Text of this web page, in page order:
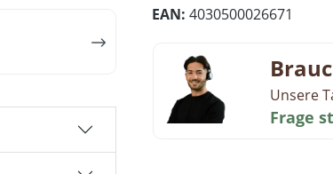
EAN: 4030500026671
Unsere
Frage